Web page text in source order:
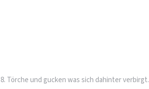
Törche und gucken was sich dahinter verbirgt.